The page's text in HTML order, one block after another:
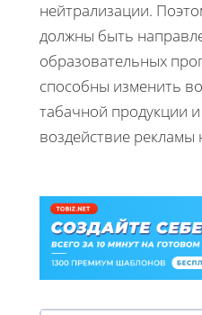
нейтрализации.
должны быть
образовательных
способны изменить
табачной продукции
воздействие рекламы